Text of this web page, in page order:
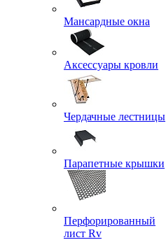
Мансардные окна
Аксессуары кровли
Чердачные лестницы
Парапетные крышки
Перфорированный
лист Rv